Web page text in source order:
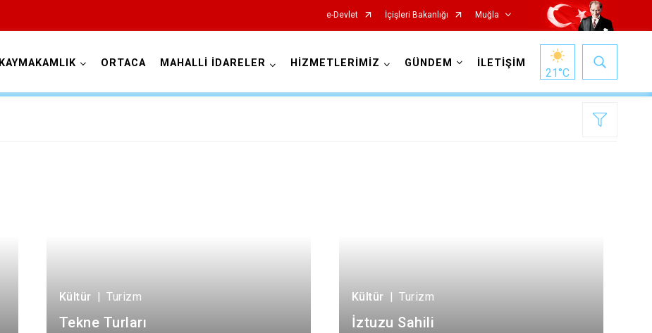
e-Devlet İçişleri Bakanlığı Muğla
KAYMAKAMLIK ORTACA MAHALLİ İDARELER HİZMETLERİMİZ GÜNDEM İLETİŞİM
21°C
Kültür | Turizm
Tekne Turları
Kültür | Turizm
İztuzu Sahili